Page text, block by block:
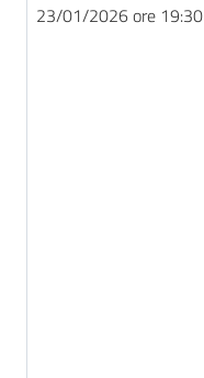
23/01/2026 ore 19:30